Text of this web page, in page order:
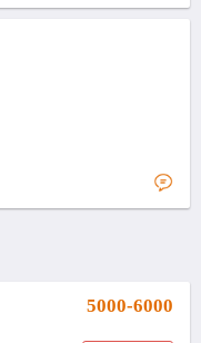
5000-6000